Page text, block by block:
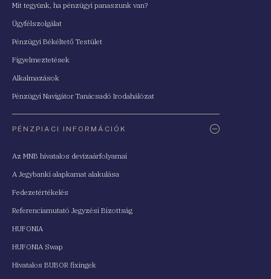
Mit tegyünk, ha pénzügyi panaszunk van?
Ügyfélszolgálat
Pénzügyi Békéltető Testület
Figyelmeztetések
Alkalmazások
Pénzügyi Navigátor Tanácsadó Irodahálózat
PÉNZPIACI INFORMÁCIÓK
Az MNB hivatalos devizaárfolyamai
A Jegybanki alapkamat alakulása
Fedezetértékelés
Referenciamutató Jegyzési Bizottság
HUFONIA
HUFONIA Swap
Hivatalos BUBOR fixingek